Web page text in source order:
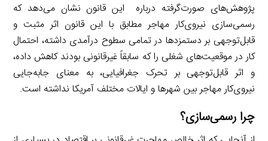
پژوهش‌های صورت‌گرفته درباره این قانون نشان می‌دهد که
رسمی‌سازی نیروی‌کار مهاجر مطابق با این قانون اثر مثبت و
قابل‌توجهی بر دستمزدها در تمامی سطوح درآمدی داشته، احتمال
کار در موقعیت‌های شغلی را که سابقاً غیرقانونی بودند کاهش داده،
و اثر قابل‌توجهی بر تحرک جغرافیایی، به معنای جابه‌جایی
نیروی‌کار مهاجر بین شهرها و ایالات مختلف آمریکا نداشته است.
چرا رسمی‌سازی؟